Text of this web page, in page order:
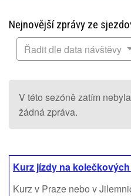
Nejnovější zprávy ze
Řadit dle data návštěvy
V této sezóně zatím
žádná zpráva.
Kurz jízdy na
Kurz v Praze nebo v